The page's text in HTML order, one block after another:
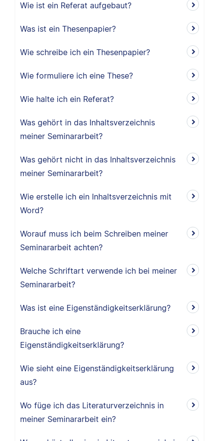
Wie ist ein Referat aufgebaut?
Was ist ein Thesenpapier?
Wie schreibe ich ein Thesenpapier?
Wie formuliere ich eine These?
Wie halte ich ein Referat?
Was gehört in das Inhaltsverzeichnis
meiner Seminararbeit?
Was gehört nicht in das Inhaltsverzeichnis
meiner Seminararbeit?
Wie erstelle ich ein Inhaltsverzeichnis mit
Word?
Worauf muss ich beim Schreiben meiner
Seminararbeit achten?
Welche Schriftart verwende ich bei meiner
Seminararbeit?
Was ist eine Eigenständigkeitserklärung?
Brauche ich eine
Eigenständigkeitserklärung?
Wie sieht eine Eigenständigkeitserklärung
aus?
Wo füge ich das Literaturverzeichnis in
meiner Seminararbeit ein?